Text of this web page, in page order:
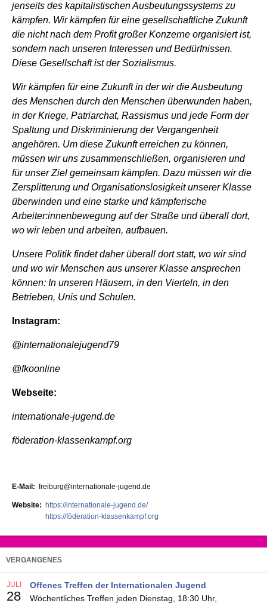
jenseits des kapitalistischen Ausbeutungssystems zu
kämpfen. Wir kämpfen für eine gesellschaftliche Zukunft
die nicht nach dem Profit großer Konzerne organisiert ist,
sondern nach unseren Interessen und Bedürfnissen.
Diese Gesellschaft ist der Sozialismus.
Wir kämpfen für eine Zukunft in der wir die Ausbeutung
des Menschen durch den Menschen überwunden haben,
in der Kriege, Patriarchat, Rassismus und jede Form der
Spaltung und Diskriminierung der Vergangenheit
angehören. Um diese Zukunft erreichen zu können,
müssen wir uns zusammenschließen, organisieren und
für unser Ziel gemeinsam kämpfen. Dazu müssen wir die
Zersplitterung und Organisationslosigkeit unserer Klasse
überwinden und eine starke und kämpferische
Arbeiter:innenbewegung auf der Straße und überall dort,
wo wir leben und arbeiten, aufbauen.
Unsere Politik findet daher überall dort statt, wo wir sind
und wo wir Menschen aus unserer Klasse ansprechen
können: In unseren Häusern, in den Vierteln, in den
Betrieben, Unis und Schulen.
Instagram:
@internationalejugend79
@fkoonline
Webseite:
internationale-jugend.de
föderation-klassenkampf.org
E-Mail freiburg@internationale-jugend.de
Website
https://internationale-jugend.de/
https://föderation-klassenkampf.org
VERGANGENES
Offenes Treffen der Internationalen Jugend
Wöchentliches Treffen jeden Dienstag, 18:30 Uhr,
JULI
28